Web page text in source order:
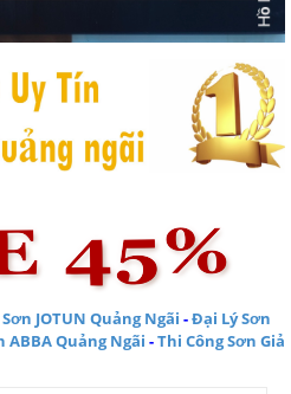
JOTUN Quảng Ngãi -Đại Lý Sơn
ABBA Quảng Ngãi -Thi Công Sơn Giả